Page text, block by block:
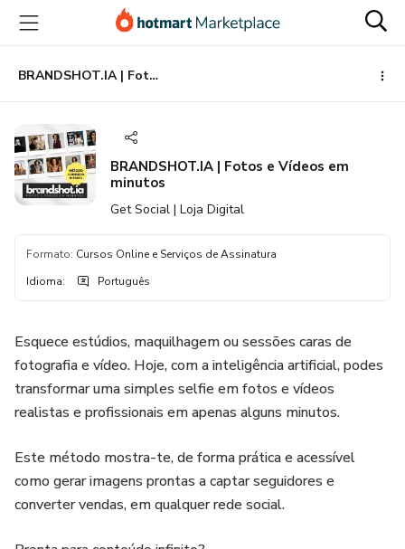
para
conteúdo
principal
para
pagamento
para
rodapé
BRANDSHOT.IA | Fotos e Vídeos em minutos
BRANDSHOT.IA | Fotos e Vídeos em
minutos
Get Social | Loja Digital
Formato: Cursos Online e Serviços de Assinatura
Idioma: Português
Esquece estúdios, maquilhagem ou sessões caras de
fotografia e vídeo. Hoje, com a inteligência artificial, podes
transformar uma simples selfie em fotos e vídeos
realistas e profissionais em apenas alguns minutos.
Este método mostra-te, de forma prática e acessível
como gerar imagens prontas a captar seguidores e
converter vendas, em qualquer rede social.